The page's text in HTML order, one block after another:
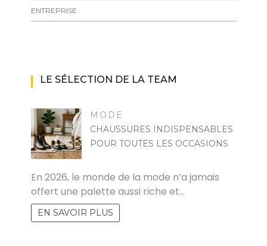
ENTREPRISE
LE SÉLECTION DE LA TEAM
MODE
CHAUSSURES INDISPENSABLES
POUR TOUTES LES OCCASIONS
En 2026, le monde de la mode n’a jamais
offert une palette aussi riche et…
EN SAVOIR PLUS